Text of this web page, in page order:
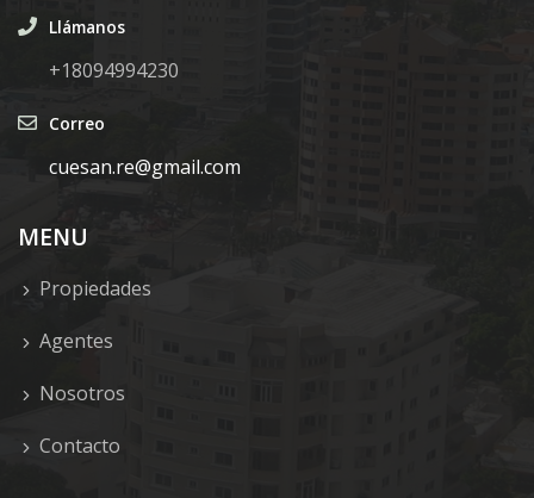
Llámanos
+18094994230
Correo
cuesan.re@gmail.com
MENU
Propiedades
Agentes
Nosotros
Contacto